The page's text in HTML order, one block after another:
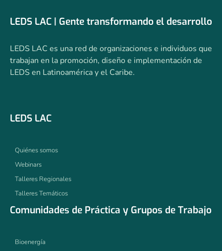
LEDS LAC | Gente transformando el desarrollo
LEDS LAC es una red de organizaciones e individuos que
trabajan en la promoción, diseño e implementación de
LEDS en Latinoamérica y el Caribe.
LEDS LAC
Quiénes somos
Webinars
Talleres Regionales
Talleres Temáticos
Comunidades de Práctica y Grupos de Trabajo
Bioenergía